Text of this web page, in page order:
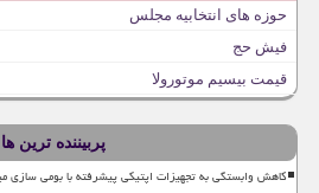
حوزه های انتخابیه مجلس
فیش حج
قیمت بیسیم موتورولا
پربیننده ترین ها
کاهش وابستگی به تجهیزات اپتیکی پیشرفته با بومی سازی